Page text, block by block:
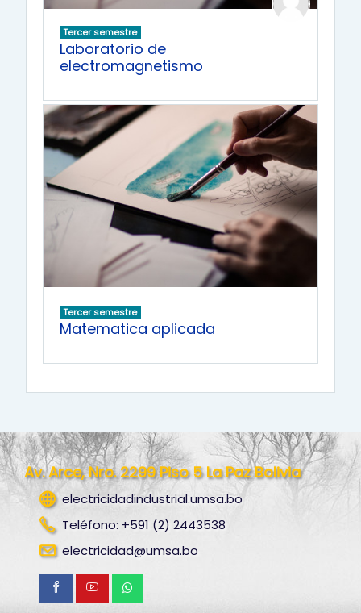
Tercer semestre
Laboratorio de
electromagnetismo
Tercer semestre
Matematica aplicada
Av. Arce, Nro. 2299 Piso 5 La Paz Bolivia
electricidadindustrial.umsa.bo
Teléfono: +591 (2) 2443538
electricidad@umsa.bo